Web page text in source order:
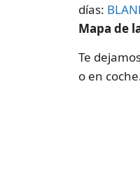
días:
Mapa de
Te
o en